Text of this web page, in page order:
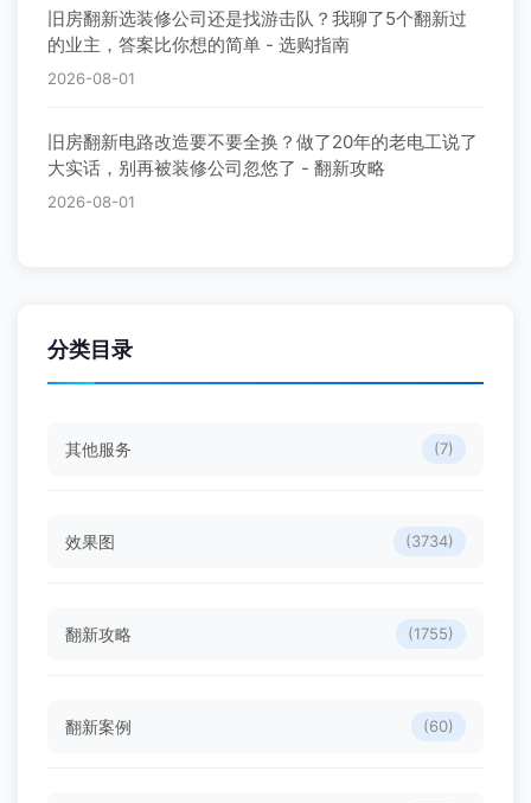
旧房翻新选装修公司还是找游击队？我聊了5个翻新过
的业主，答案比你想的简单 - 选购指南
2026-08-01
旧房翻新电路改造要不要全换？做了20年的老电工说了
大实话，别再被装修公司忽悠了 - 翻新攻略
2026-08-01
分类目录
其他服务 (7)
效果图 (3734)
翻新攻略 (1755)
翻新案例 (60)